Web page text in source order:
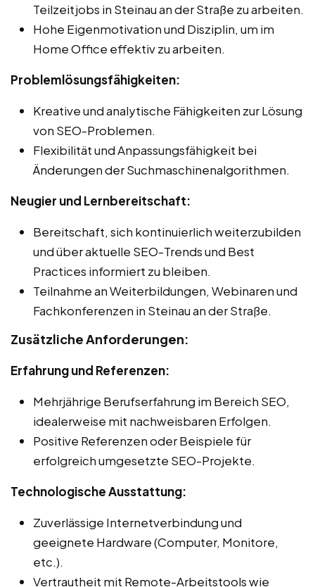
Teilzeitjobs in Steinau an der Straße zu arbeiten.
Hohe Eigenmotivation und Disziplin, um im
Home Office effektiv zu arbeiten.
Problemlösungsfähigkeiten:
Kreative und analytische Fähigkeiten zur Lösung
von SEO-Problemen.
Flexibilität und Anpassungsfähigkeit bei
Änderungen der Suchmaschinenalgorithmen.
Neugier und Lernbereitschaft:
Bereitschaft, sich kontinuierlich weiterzubilden
und über aktuelle SEO-Trends und Best
Practices informiert zu bleiben.
Teilnahme an Weiterbildungen, Webinaren und
Fachkonferenzen in Steinau an der Straße.
Zusätzliche Anforderungen:
Erfahrung und Referenzen:
Mehrjährige Berufserfahrung im Bereich SEO,
idealerweise mit nachweisbaren Erfolgen.
Positive Referenzen oder Beispiele für
erfolgreich umgesetzte SEO-Projekte.
Technologische Ausstattung:
Zuverlässige Internetverbindung und
geeignete Hardware (Computer, Monitore,
etc.).
Vertrautheit mit Remote-Arbeitstools wie